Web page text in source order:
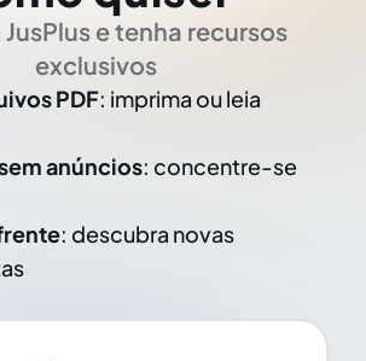
e tenha recursos
exclusivos
PDF: imprima ou leia
anúncios: concentre-se
: descubra novas